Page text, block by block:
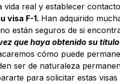
real y establecer
visa F-1. Han adquirido
están seguros de si
que haya obtenido su
cómo puede
ser de naturaleza
para solicitar estas